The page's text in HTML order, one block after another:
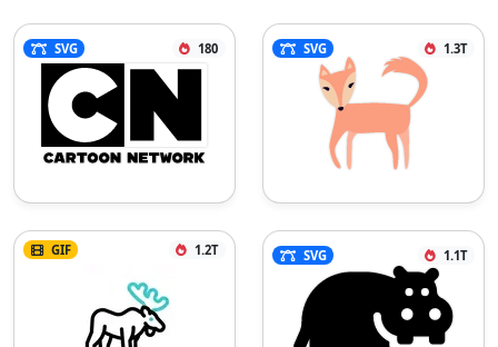
SVG 180 SVG 1.3T
GIF 1.2T SVG 1.1T